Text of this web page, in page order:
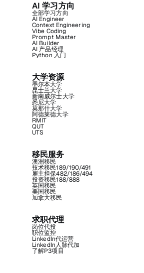
AI 学习方向
全部学习方向
AI Engineer
Context Engineering
Vibe Coding
Prompt Master
AI Builder
AI 产品经理
Python 入门
大学资源
墨尔本大学
昆士兰大学
新南威尔士大学
悉尼大学
莫那什大学
阿德莱德大学
RMIT
QUT
UTS
移民服务
澳洲移民
技术移民189/190/491
雇主担保482/186/494
投资移民188/888
英国移民
美国移民
加拿大移民
求职代理
岗位代投
职位监控
LinkedIn代运营
LinkedIn人脉代加
了解P3项目